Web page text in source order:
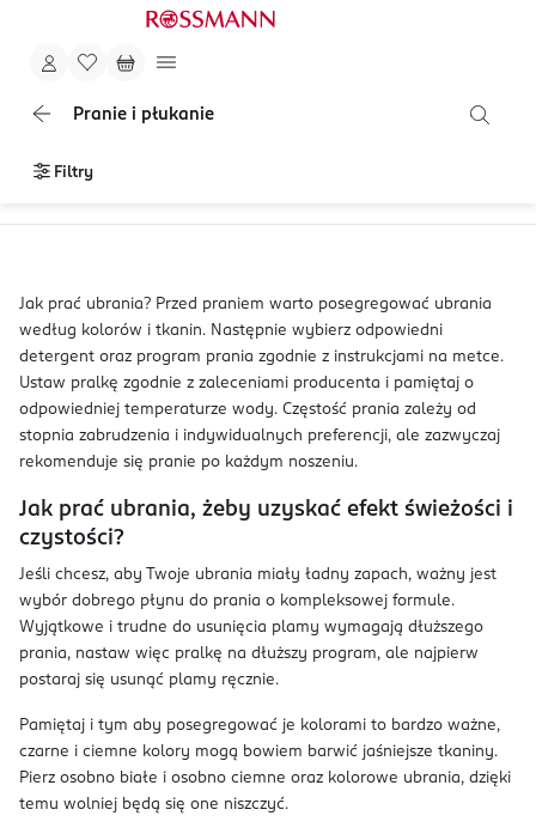
Pranie i płukanie
Filtry
Jak prać ubrania? Przed praniem warto posegregować ubrania
według kolorów i tkanin. Następnie wybierz odpowiedni
detergent oraz program prania zgodnie z instrukcjami na metce.
Ustaw pralkę zgodnie z zaleceniami producenta i pamiętaj o
odpowiedniej temperaturze wody. Częstość prania zależy od
stopnia zabrudzenia i indywidualnych preferencji, ale zazwyczaj
rekomenduje się pranie po każdym noszeniu.
Jak prać ubrania, żeby uzyskać efekt świeżości i
czystości?
Jeśli chcesz, aby Twoje ubrania miały ładny zapach, ważny jest
wybór dobrego płynu do prania o kompleksowej formule.
Wyjątkowe i trudne do usunięcia plamy wymagają dłuższego
prania, nastaw więc pralkę na dłuższy program, ale najpierw
postaraj się usunąć plamy ręcznie.
Pamiętaj i tym aby posegregować je kolorami to bardzo ważne,
czarne i ciemne kolory mogą bowiem barwić jaśniejsze tkaniny.
Pierz osobno białe i osobno ciemne oraz kolorowe ubrania, dzięki
temu wolniej będą się one niszczyć.